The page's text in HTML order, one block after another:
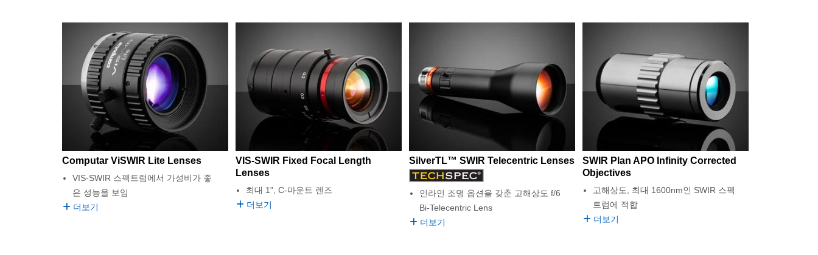
Computar ViSWIR Lite Lenses
VIS-SWIR 스펙트럼에서 가성비가 좋
은 성능을 보임
더보기
VIS-SWIR Fixed Focal Length
Lenses
최대 1", C-마운트 렌즈
더보기
SilverTL™ SWIR Telecentric Lenses
인라인 조명 옵션을 갖춘 고해상도 f/6
Bi-Telecentric Lens
더보기
SWIR Plan APO Infinity Corrected
Objectives
고해상도, 최대 1600nm인 SWIR 스펙
트럼에 적합
더보기